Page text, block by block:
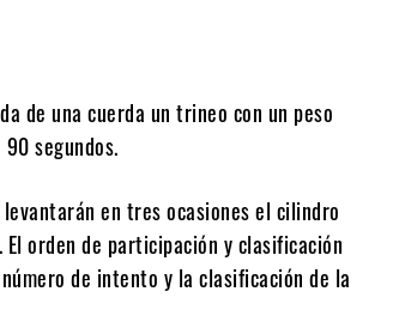
de una cuerda un trineo con un peso
segundos.
en tres ocasiones el cilindro
orden de participación y clasificación
de intento y la clasificación de la